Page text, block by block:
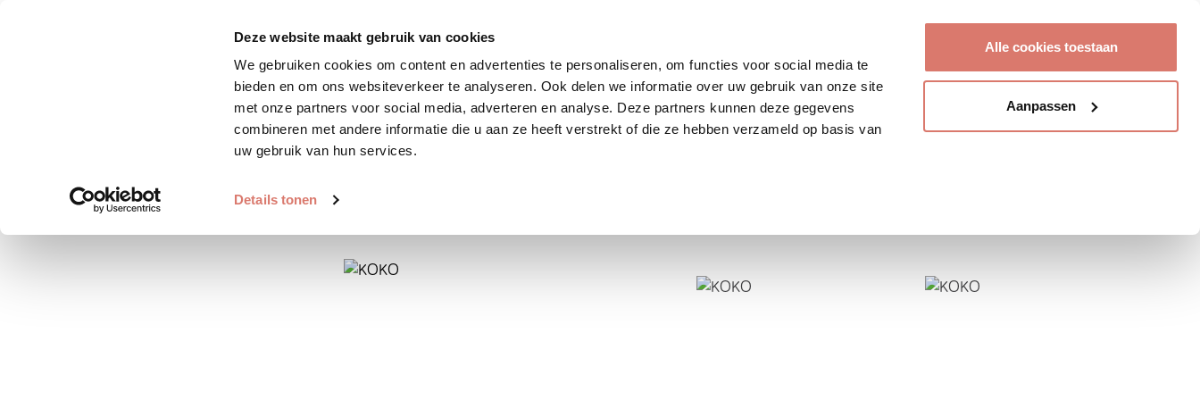
Deze website maakt gebruik van cookies
We gebruiken cookies om content en advertenties te personaliseren, om functies voor social media te
bieden en om ons websiteverkeer te analyseren. Ook delen we informatie over uw gebruik van onze site
met onze partners voor social media, adverteren en analyse. Deze partners kunnen deze gegevens
combineren met andere informatie die u aan ze heeft verstrekt of die ze hebben verzameld op basis van
uw gebruik van hun services.
Details tonen
Alle cookies toestaan
Aanpassen
Zoek huisdier Plaats huisdier Hoe werkt het?